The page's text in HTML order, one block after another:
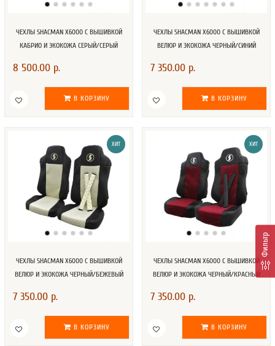
Фильтр
ЧЕХЛЫ SHACMAN X6000 С ВЫШИВКОЙ
КАБРИО И ЭКОКОЖА СЕРЫЙ/СЕРЫЙ
8 500.00 р.
В КОРЗИНУ
ЧЕХЛЫ SHACMAN X6000 С ВЫШИВКОЙ
ВЕЛЮР И ЭКОКОЖА ЧЕРНЫЙ/СИНИЙ
7 350.00 р.
В КОРЗИНУ
ХИТ
ЧЕХЛЫ SHACMAN X6000 С ВЫШИВКОЙ
ВЕЛЮР И ЭКОКОЖА ЧЕРНЫЙ/БЕЖЕВЫЙ
7 350.00 р.
В КОРЗИНУ
ХИТ
ЧЕХЛЫ SHACMAN X6000 С ВЫШИВКОЙ
ВЕЛЮР И ЭКОКОЖА ЧЕРНЫЙ/КРАСНЫЙ
7 350.00 р.
В КОРЗИНУ